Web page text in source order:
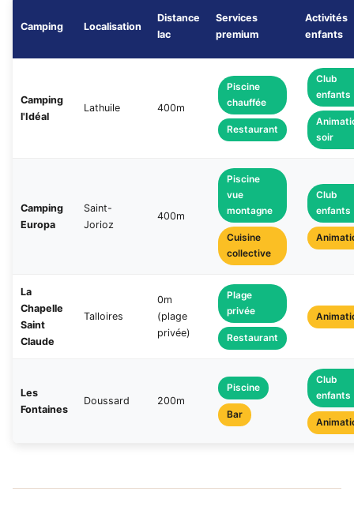
Camping Localisation
Distance
lac
Services
premium
Activités
enfants
Camping
l'Idéal
Lathuile 400m
Piscine
chauffée
Restaurant
Club
enfants
soir
Camping
Europa
Saint-
Jorioz
400m
Piscine
vue
montagne
Cuisine
collective
Club
enfants
La
Chapelle
Saint
Claude
Talloires
0m
(plage
privée)
Plage
privée
Restaurant
Les
Fontaines
Doussard 200m
Piscine
Bar
Club
enfants